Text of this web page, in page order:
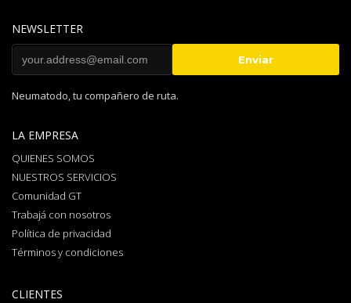
NEWSLETTER
Neumatodo, tu compañero de ruta.
LA EMPRESA
QUIENES SOMOS
NUESTROS SERVICIOS
Comunidad GT
Trabajá con nosotros
Política de privacidad
Términos y condiciones
CLIENTES